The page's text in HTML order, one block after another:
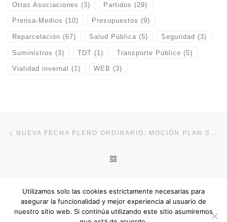
Otras Asociaciones (3) Partidos (29)
Prensa-Medios (10) Presupuestos (9)
Reparcelación (67) Salud Pública (5) Seguridad (3)
Suministros (3) TDT (1) Transporte Público (5)
Vialidad invernal (1) WEB (3)
Navegación de entradas NUEVA FECHA PLENO ORDINARIO: MOCIÓN PLAN SANEA
Utilizamos solo las cookies estrictamente necesarias para
asegurar la funcionalidad y mejor experiencia al usuario de
nuestro sitio web. Si continúa utilizando este sitio asumiremos